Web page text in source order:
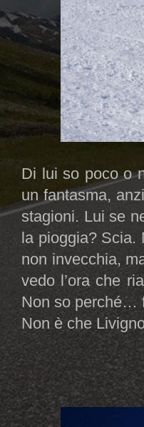
Di lui so poco o
un fantasma,
stagioni. Lui se
la pioggia? Scia.
non invecchia,
vedo l’ora che
Non so perché…
Non è che